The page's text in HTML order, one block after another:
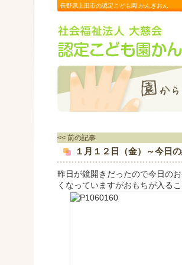
長野県上田市の認定こども園 かんぎおん
<< 前の記事
１月１２日（金）～今日
昨日が鏡開きだったので今日の
くなっていますがおもちが入る